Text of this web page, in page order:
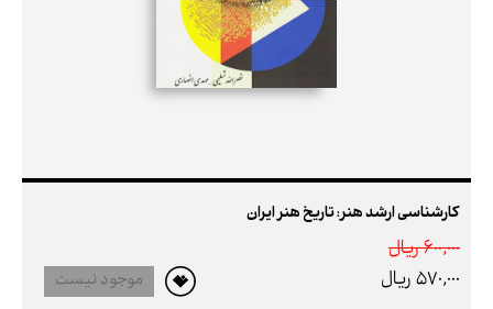
کارشناسی ارشد هنر: تاریخ هنر ایران
600,000 ريال
570,000 ريال
موجود نیست